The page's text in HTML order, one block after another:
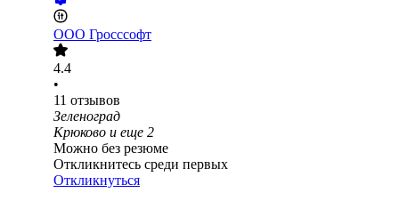
ООО Гросссофт
4.4
•
11 отзывов
Зеленоград
Крюково и еще 2
Можно без резюме
Откликнитесь среди первых
Откликнуться